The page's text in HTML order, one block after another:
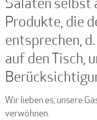
Produkte, die
entsprechen,
auf den Tisch,
Wir lieben es, unsere
verwöhnen.